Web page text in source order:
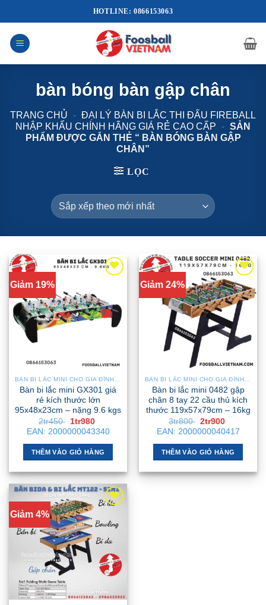
qua
nội
dung
HOTLINE: 0866153063
bàn bóng bàn gập chân
TRANG CHỦ - ĐẠI LÝ BÀN BI LẮC THI ĐẤU FIREBALL
NHẬP KHẨU CHÍNH HÃNG GIÁ RẺ CAO CẤP
- SẢN
PHẨM ĐƯỢC GẮN THẺ “ BÀN BÓNG BÀN GẬP
CHÂN”
LỌC
Giảm 19%
BÀN BI LẮC MINI CHO GIA ĐÌNH – NHỎ GỌN, GẬP GỌN, DỄ DI CHUYỂN
Bàn bi lắc mini GX301 giá
rẻ kích thước lớn
95x48x23cm – nặng 9.6 kgs
2tr450
Giá
gốc
là:
2tr450 .
1tr980
hiện
tại
là:
1tr980 .
EAN: 2000000043340
THÊM VÀO GIỎ HÀNG
Giảm 24%
BÀN BI LẮC MINI CHO GIA ĐÌNH – NHỎ GỌN, GẬP GỌN, DỄ DI CHUYỂN
Bàn bi lắc mini 0482 gập
chân 8 tay 22 cầu thủ kích
thước 119x57x79cm – 16kg
3tr800 Giá
gốc
là:
3tr800 .
2tr900
hiện
tại
là:
2tr900 .
EAN: 2000000040417
THÊM VÀO GIỎ HÀNG
Giảm 4%